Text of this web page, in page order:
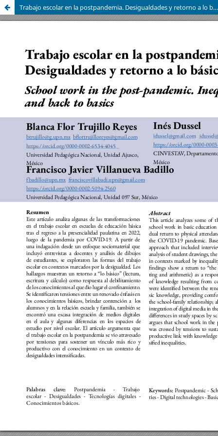
Trabajo escolar en la postpandemia. Desigualdades y retorno a lo básico